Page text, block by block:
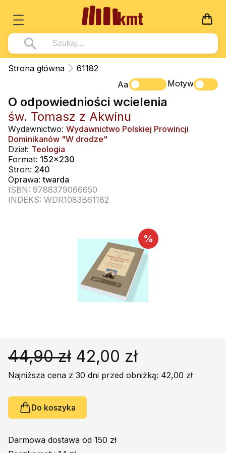
Książki
Wszystko z kategorii - Książki
Pismo Święte
Kościół Katolicki
Duszpasterstwo
Teologia
Życie chrześcijańskie
Duchowość
Poradniki, leksykony...
Promocja
Wszystko z kategorii - Multimedia
DVD
CD-ROM
Muzyka
Rekolekcje i inne na CD
Śpiew i modlitwa
Dla Dzieci
Wszystko z kategorii - Dla Dzieci
Literatura (D)
Płyty, DVD (D)
Podręczniki i pomoce dydaktyczne
Podręczniki
Wszystko z kategorii - Podręczniki
Podręczniki i pomoce dydaktyczne
Zabawa i Nauka
Nowości
Zaloguj się
Strona główna
61182
Aa
Motyw
%
O odpowiedniości wcielenia
św. Tomasz z Akwinu
Wydawnictwo: Wydawnictwo Polskiej Prowincji
Dominikanów "W drodze"
Dział: Teologia
Format: 152x230
Stron: 240
Oprawa:twarda
ISBN: 9788379066650
INDEKS: WDR1083B61182
44,90 zł 42,00 zł
Najniższa cena z 30 dni przed obniżką: 42,00 zł
Do koszyka
Darmowa dostawa od 150 zł